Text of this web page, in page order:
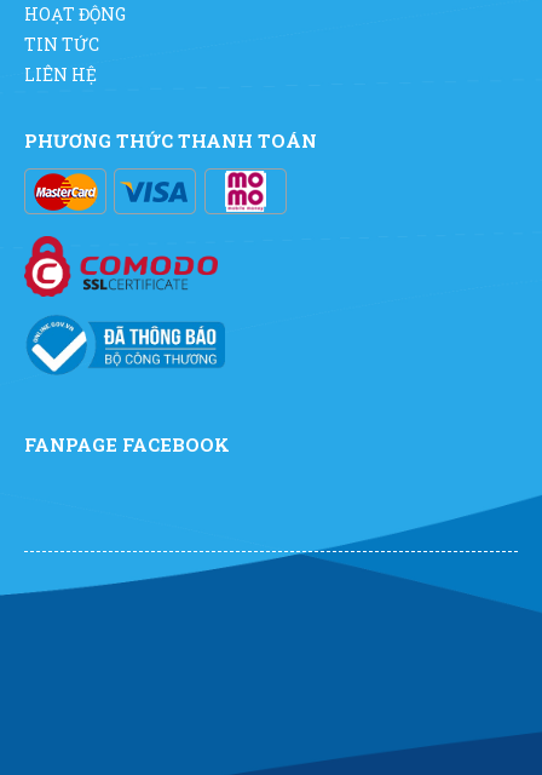
HOẠT ĐỘNG
TIN TỨC
LIÊN HỆ
PHƯƠNG THỨC THANH TOÁN
FANPAGE FACEBOOK